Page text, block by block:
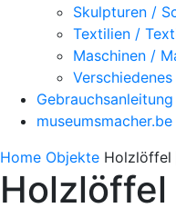
Skulpturen /
Textilien /
Maschinen /
Gebrauchsanleitung
museumsmacher.be
Home Objekte Holzlöffel
Holzlöffel